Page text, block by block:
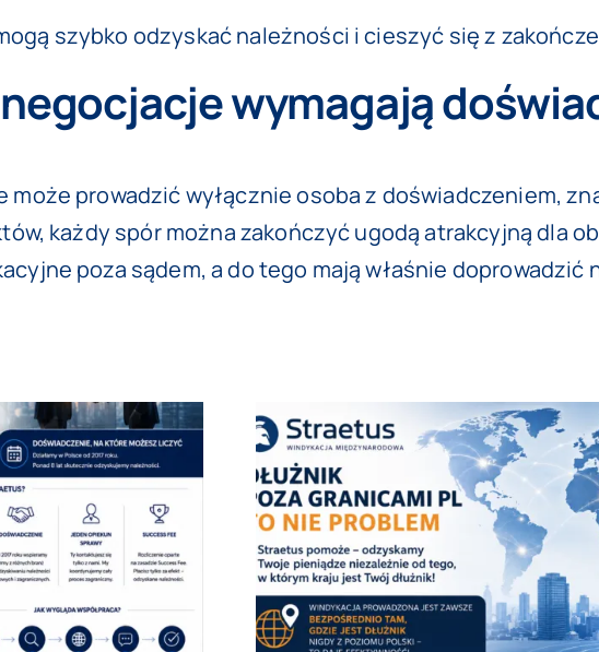
szybko odzyskać należności i cieszyć się z
wymagają
może prowadzić wyłącznie osoba z doświadczeniem,
każdy spór można zakończyć ugodą atrakcyjną dla
poza sądem, a do tego mają właśnie doprowadzić